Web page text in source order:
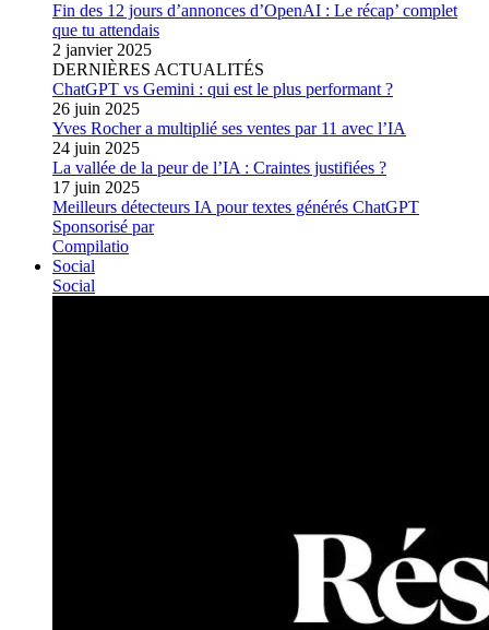
Fin des 12 jours d’annonces d’OpenAI : Le récap’ complet
que tu attendais
2 janvier 2025
DERNIÈRES ACTUALITÉS
ChatGPT vs Gemini : qui est le plus performant ?
26 juin 2025
Yves Rocher a multiplié ses ventes par 11 avec l’IA
24 juin 2025
La vallée de la peur de l’IA : Craintes justifiées ?
17 juin 2025
Meilleurs détecteurs IA pour textes générés ChatGPT
Sponsorisé par
Compilatio
Social
Social